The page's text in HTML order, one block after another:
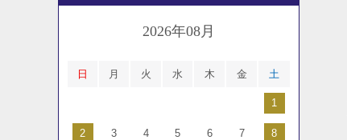
2026年08月
日 月 火 水 木 金 土
1
2 3 4 5 6 7 8